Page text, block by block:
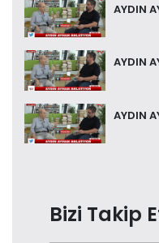
AYDIN
AYDIN
AYDIN
Bizi Takip